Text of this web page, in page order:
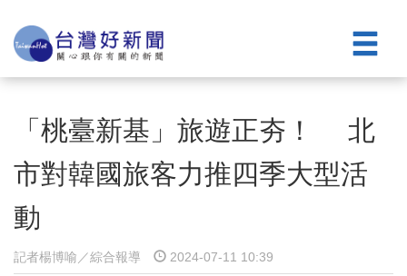
「桃臺新基」旅遊正夯！ 北
市對韓國旅客力推四季大型活
動
記者楊博喻／綜合報導 2024-07-11 10:39